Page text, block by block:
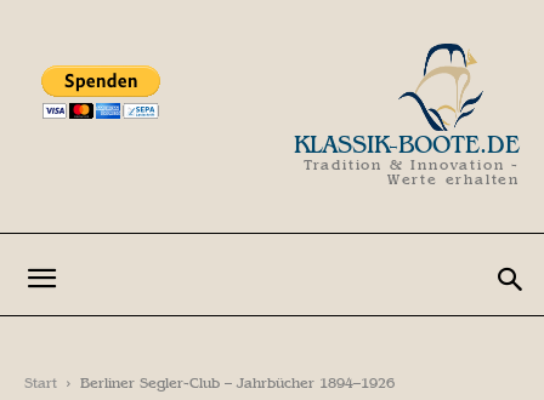
KLASSIK-BOOTE.DE
Tradition & Innovation -
Werte erhalten
Start Berliner Segler-Club – Jahrbücher 1894–1926